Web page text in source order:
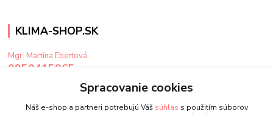
KLIMA-SHOP.SK
Mgr. Martina Ebertová
0950415965
klima@klima-shop.sk
Spracovanie cookies
Náš e-shop a partneri potrebujú Váš súhlas s použitím súborov